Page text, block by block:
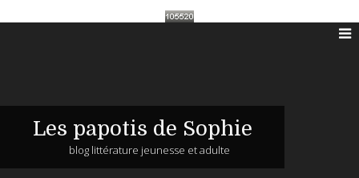
Les papotis de Sophie
blog littérature jeunesse et adulte